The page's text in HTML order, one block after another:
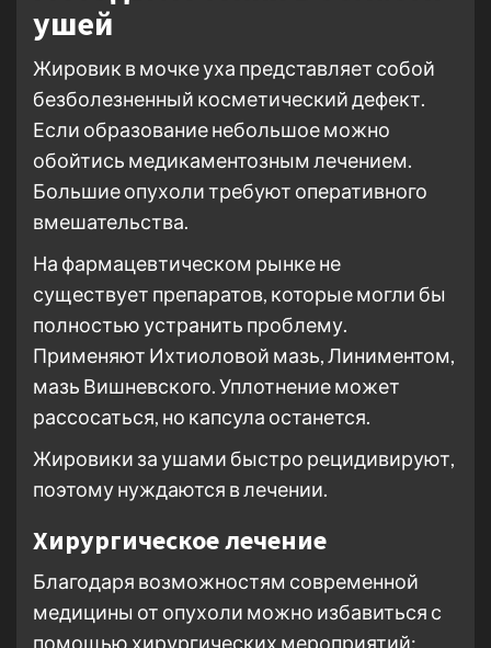
ушей
Жировик в мочке уха представляет собой
безболезненный косметический дефект.
Если образование небольшое можно
обойтись медикаментозным лечением.
Большие опухоли требуют оперативного
вмешательства.
На фармацевтическом рынке не
существует препаратов, которые могли бы
полностью устранить проблему.
Применяют Ихтиоловой мазь, Линиментом,
мазь Вишневского. Уплотнение может
рассосаться, но капсула останется.
Жировики за ушами быстро рецидивируют,
поэтому нуждаются в лечении.
Хирургическое лечение
Благодаря возможностям современной
медицины от опухоли можно избавиться с
помощью хирургических мероприятий: